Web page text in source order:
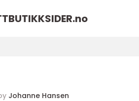
no
Johanne Hansen